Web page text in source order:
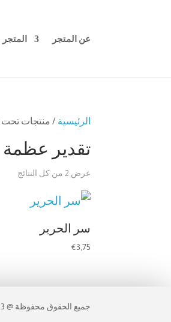
عن المتجر المتجر
الرئيسية / منتجات تحت
تقدير عظمة
عرض ⁦2⁩ من كل النتائج
سر الحرير
€3,75
جميع الحقوق محفوظة @ 2023